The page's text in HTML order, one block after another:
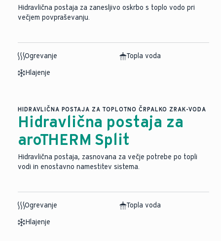
Hidravlična postaja za zanesljivo oskrbo s toplo vodo pri
večjem povpraševanju.
Ogrevanje
Topla voda
Hlajenje
HIDRAVLIČNA POSTAJA ZA TOPLOTNO ČRPALKO ZRAK-VODA
Hidravlična postaja za
aroTHERM Split
Hidravlična postaja, zasnovana za večje potrebe po topli
vodi in enostavno namestitev sistema.
Ogrevanje
Topla voda
Hlajenje